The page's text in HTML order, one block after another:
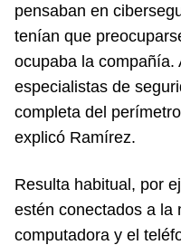
pensaban en
tenían que
ocupaba la compañía.
especialistas de
completa del
explicó Ramírez.
Resulta habitual, por
estén conectados a la
computadora y el